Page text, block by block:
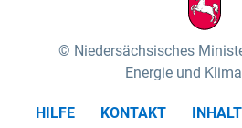
Niedersächsisches
Energie und
HILFE KONTAKT INHALT